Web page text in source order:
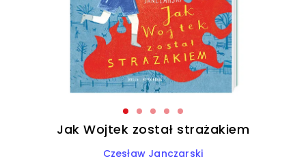
Jak Wojtek został strażakiem
Czesław Janczarski